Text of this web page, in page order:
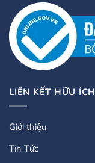
LIÊN KẾT HỮU ÍCH
Giới thiệu
Tin Tức